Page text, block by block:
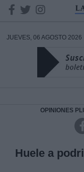
JUEVES, 06 AGOSTO 2026
OPINIONES
Huele a
DATOS